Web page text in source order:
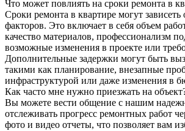
Что может повлиять на сроки ремонта в
Сроки ремонта в квартире могут зависеть
факторов. Это включает в себя объем
качество материалов, профессионализм
возможные изменения в проекте или
Дополнительные задержки могут быть
такими как планирование, внезапные
инфраструктурой или даже изменения в
Как часто мне нужно приезжать на
Вы можете вести общение с нашим
отслеживать прогресс ремонтных работ
фото и видео отчеты, что позволяет вам